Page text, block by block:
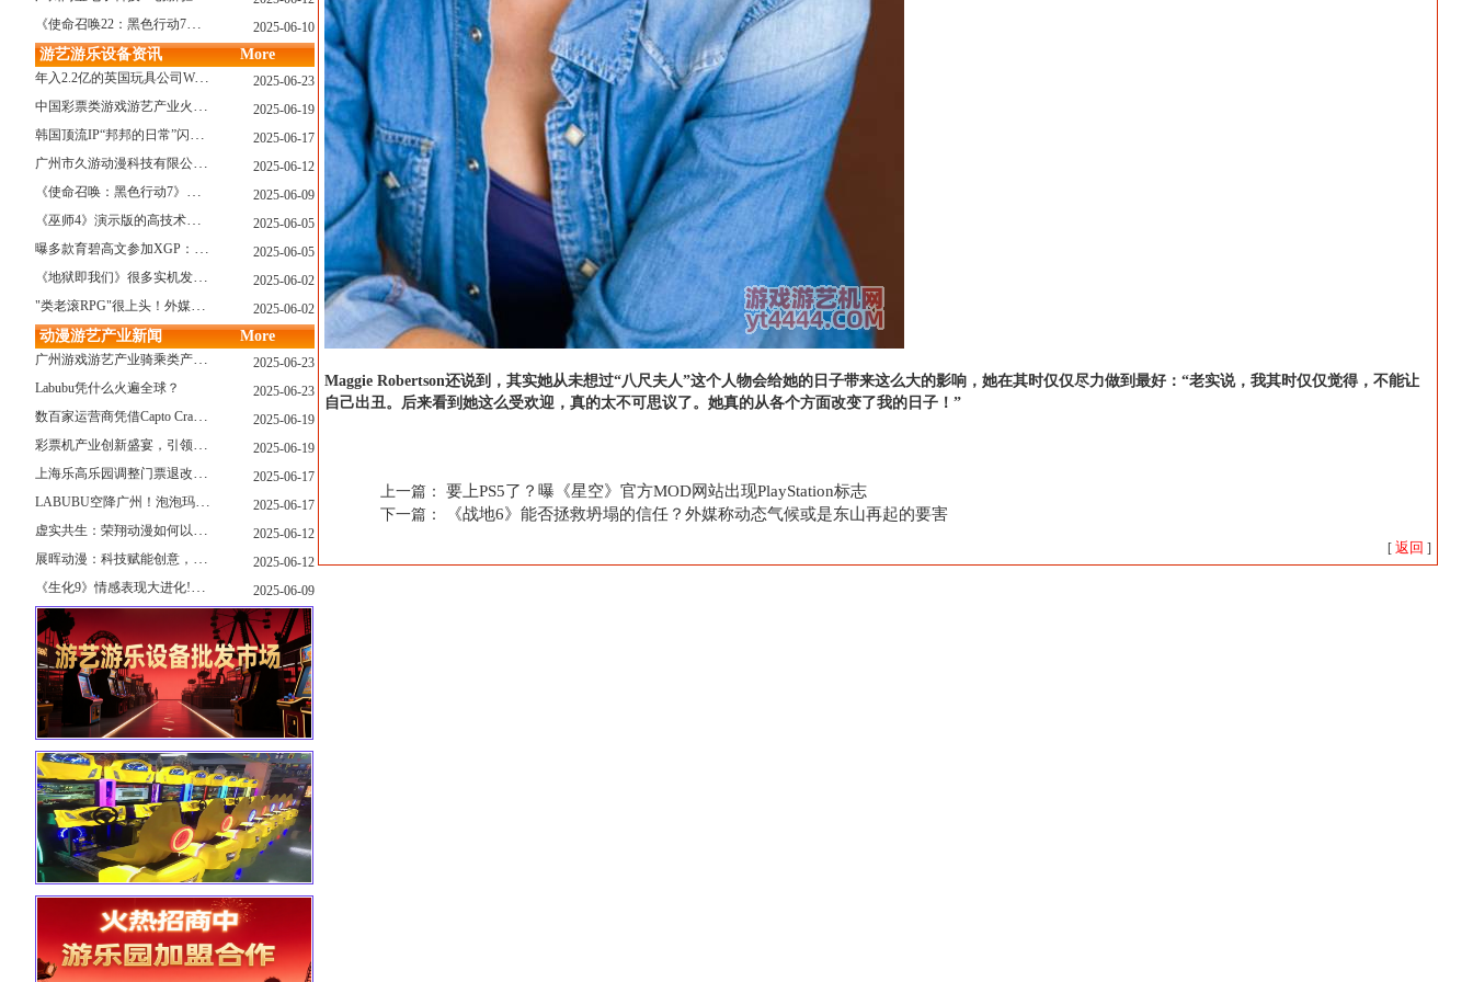
《使命召唤22：黑色行动7》战役模式传闻引不满:玩家将扮演无名士兵 2025-06-10
游艺游乐设备资讯
More
年入2.2亿的英国玩具公司Wow! Stuff被收购！
2025-06-23
中国彩票类游戏游艺产业火红现状深度分析 2025-06-19
韩国顶流IP“邦邦的日常”闪现深圳 2025-06-17
广州市久游动漫科技有限公司：创新驱动，引领游艺产业新浪潮 2025-06-12
《使命召唤：黑色行动7》问题多多：或将重蹈覆辙 2025-06-09
《巫师4》演示版的高技术力能在PS5上复现吗？数毛社以为很有或许！ 2025-06-05
曝多款育碧高文参加XGP：《星球大战：亡命之徒》、《阿凡达：潘多拉边境》、《刺客信条：影》等 2025-06-05
《地狱即我们》很多实机发布！虚幻5的地狱级画质！ 2025-06-02
"类老滚RPG"很上头！外媒盛赞新作《污痕圣杯》 2025-06-02
动漫游艺产业新闻
More
广州游戏游艺产业骑乘类产品的创新革命与沉浸式体验升级
2025-06-23
Labubu凭什么火遍全球？
2025-06-23
数百家运营商凭借Capto Crane娃娃机赢得玩家青睐——您呢？ 2025-06-19
彩票机产业创新盛宴，引领数字娱乐新潮流 2025-06-19
上海乐高乐园调整门票退改政策，多项“全球首发”引关注 2025-06-17
LABUBU空降广州！泡泡玛特快闪店限时开启 2025-06-17
虚实共生：荣翔动漫如何以"科技+文化"双轮驱动重塑游艺产业新生态 2025-06-12
展晖动漫：科技赋能创意，打造沉浸式游艺新体验 2025-06-12
《生化9》情感表现大进化!眼神、颤抖细节拉满！ 2025-06-09
Maggie Robertson还说到，其实她从未想过“八尺夫人”这个人物会给她的日子带来这么大的影响，她在其时仅仅尽力做到最好：“老实说，我其时仅仅觉得，不能让
自己出丑。后来看到她这么受欢迎，真的太不可思议了。她真的从各个方面改变了我的日子！”
上一篇： 要上PS5了？曝《星空》官方MOD网站出现PlayStation标志
下一篇： 《战地6》能否拯救坍塌的信任？外媒称动态气候或是东山再起的要害
[ 返回 ]